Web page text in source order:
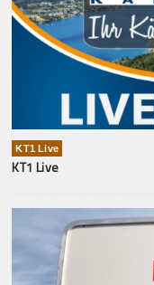
KT1 Live
KT1 Live